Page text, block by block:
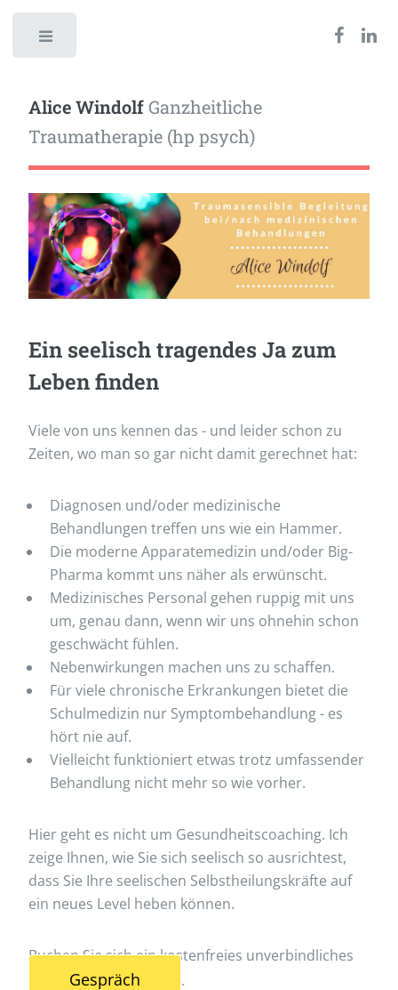
Alice WindolfGanzheitliche
Traumatherapie (hp psych)
Ein seelisch tragendes Ja zum
Leben finden
Viele von uns kennen das - und leider schon zu
Zeiten, wo man so gar nicht damit gerechnet hat:
Diagnosen und/oder medizinische
Behandlungen treffen uns wie ein Hammer.
Die moderne Apparatemedizin und/oder Big-
Pharma kommt uns näher als erwünscht.
Medizinisches Personal gehen ruppig mit uns
um, genau dann, wenn wir uns ohnehin schon
geschwächt fühlen.
Nebenwirkungen machen uns zu schaffen.
Für viele chronische Erkrankungen bietet die
Schulmedizin nur Symptombehandlung - es
hört nie auf.
Vielleicht funktioniert etwas trotz umfassender
Behandlung nicht mehr so wie vorher.
Hier geht es nicht um Gesundheitscoaching. Ich
zeige Ihnen, wie Sie sich seelisch so ausrichtest,
dass Sie Ihre seelischen Selbstheilungskräfte auf
ein neues Level heben können.
Buchen Sie sich ein kostenfreies unverbindliches
Gespräch .